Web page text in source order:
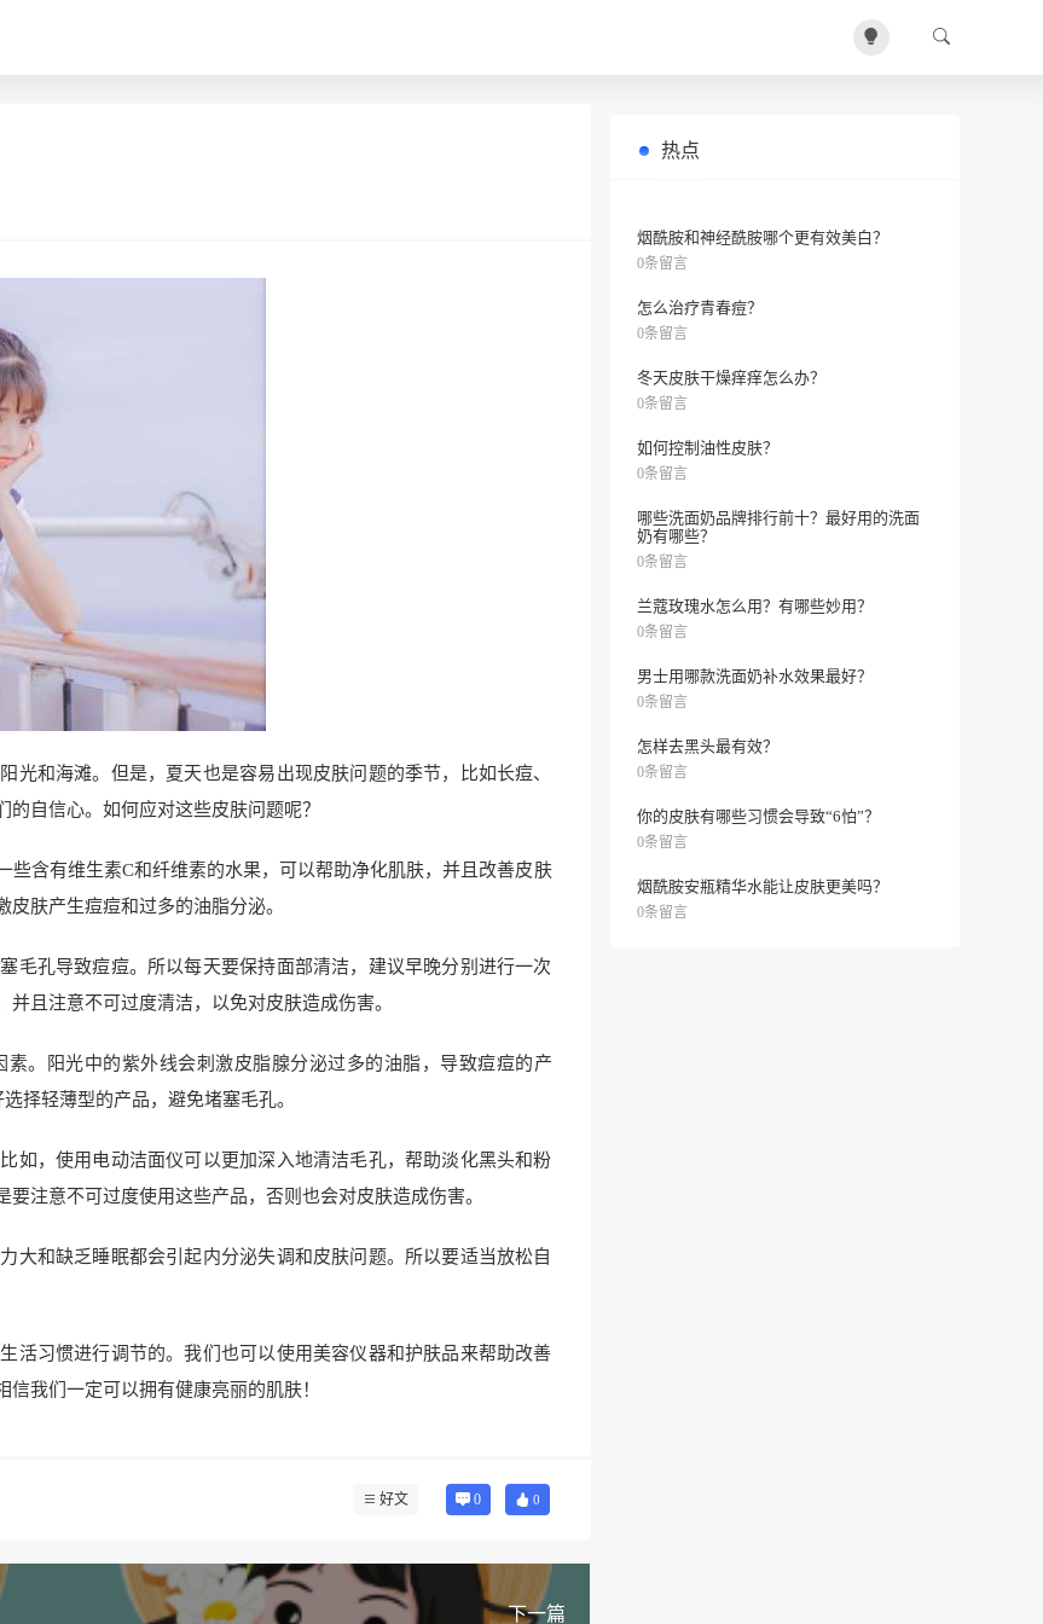
光和海滩。但是，夏天也是容易出现皮肤问题的季节，比如长痘、
自信心。如何应对这些皮肤问题呢？
含有维生素C和纤维素的水果，可以帮助净化肌肤，并且改善皮肤
肤产生痘痘和过多的油脂分泌。
毛孔导致痘痘。所以每天要保持面部清洁，建议早晚分别进行一次
且注意不可过度清洁，以免对皮肤造成伤害。
。阳光中的紫外线会刺激皮脂腺分泌过多的油脂，导致痘痘的产
择轻薄型的产品，避免堵塞毛孔。
如，使用电动洁面仪可以更加深入地清洁毛孔，帮助淡化黑头和粉
注意不可过度使用这些产品，否则也会对皮肤造成伤害。
大和缺乏睡眠都会引起内分泌失调和皮肤问题。所以要适当放松自
活习惯进行调节的。我们也可以使用美容仪器和护肤品来帮助改善
我们一定可以拥有健康亮丽的肌肤！
好文 0 0
下一篇
热点
烟酰胺和神经酰胺哪个更有效美白？
0条留言
怎么治疗青春痘？
0条留言
冬天皮肤干燥痒痒怎么办？
0条留言
如何控制油性皮肤？
0条留言
哪些洗面奶品牌排行前十？最好用的洗面
奶有哪些？
0条留言
兰蔻玫瑰水怎么用？有哪些妙用？
0条留言
男士用哪款洗面奶补水效果最好？
0条留言
怎样去黑头最有效？
0条留言
你的皮肤有哪些习惯会导致“6怕”？
0条留言
烟酰胺安瓶精华水能让皮肤更美吗？
0条留言